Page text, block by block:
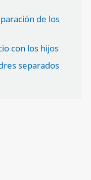
de los
con los hijos
separados